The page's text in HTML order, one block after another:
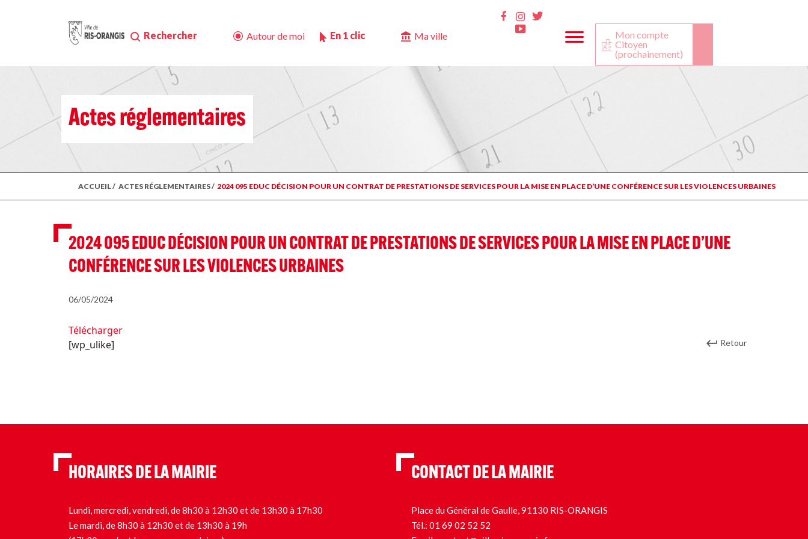
Rechercher Autour de moi En 1 clic Ma ville
Facebook
InstaTwitter
Youtube
Mon compte
Citoyen
(prochainement)
Actes réglementaires
ACCUEIL/ ACTES RÉGLEMENTAIRES/ 2024 095 EDUC DÉCISION POUR UN CONTRAT DE PRESTATIONS DE SERVICES POUR LA MISE EN PLACE D’UNE CONFÉRENCE SUR LES VIOLENCES URBAINES
2024 095 EDUC DÉCISION POUR UN CONTRAT DE PRESTATIONS DE SERVICES POUR LA MISE EN PLACE D’UNE
CONFÉRENCE SUR LES VIOLENCES URBAINES
06/05/2024
Télécharger
[wp_ulike]
Retour
HORAIRES DE LA MAIRIE
Lundi, mercredi, vendredi, de 8h30 à 12h30 et de 13h30 à 17h30
Le mardi, de 8h30 à 12h30 et de 13h30 à 19h
CONTACT DE LA MAIRIE
Place du Général de Gaulle, 91130 RIS-ORANGIS
Tél.: 01 69 02 52 52